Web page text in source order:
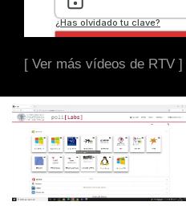
[ Ver más vídeos de RTV ]